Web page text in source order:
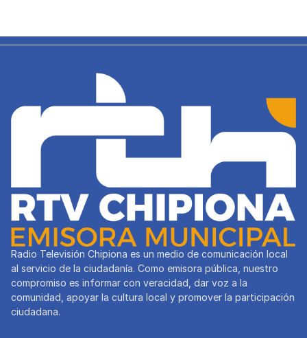
Radio Televisión Chipiona es un medio de comunicación local
al servicio de la ciudadanía. Como emisora pública, nuestro
compromiso es informar con veracidad, dar voz a la
comunidad, apoyar la cultura local y promover la participación
ciudadana.